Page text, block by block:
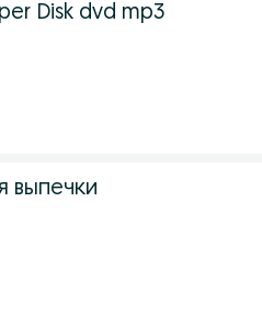
Disk dvd mp3
выпечки